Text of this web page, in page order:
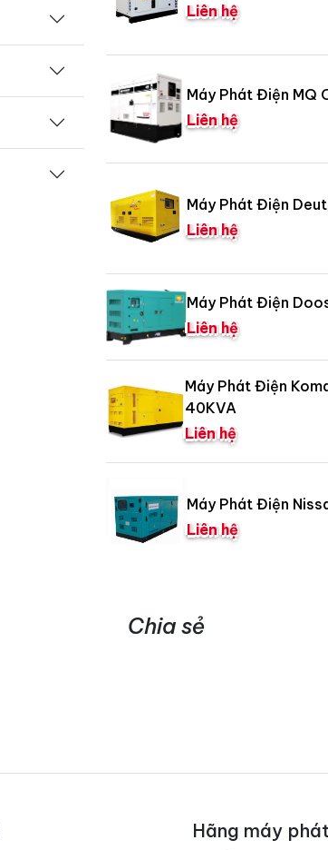
Liên hệ
Máy Phát Điện MQ
Liên hệ
Máy Phát Điện
Liên hệ
Máy Phát Điện
Liên hệ
Máy Phát Điện
40KVA
Liên hệ
Máy Phát Điện
Liên hệ
Chia sẻ
Hãng máy